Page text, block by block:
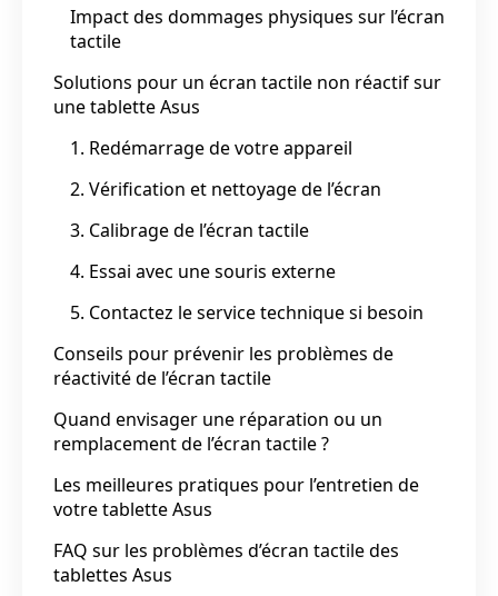
Impact des dommages physiques sur l’écran
tactile
Solutions pour un écran tactile non réactif sur
une tablette Asus
1. Redémarrage de votre appareil
2. Vérification et nettoyage de l’écran
3. Calibrage de l’écran tactile
4. Essai avec une souris externe
5. Contactez le service technique si besoin
Conseils pour prévenir les problèmes de
réactivité de l’écran tactile
Quand envisager une réparation ou un
remplacement de l’écran tactile ?
Les meilleures pratiques pour l’entretien de
votre tablette Asus
FAQ sur les problèmes d’écran tactile des
tablettes Asus